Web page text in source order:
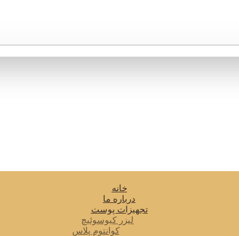
خانه
درباره ما
تجهیزات پوست
لیزر کیوسوئیچ
کوانتوم پلاس